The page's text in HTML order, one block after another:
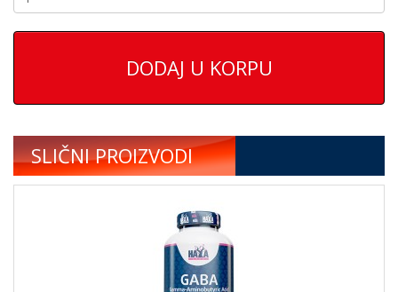
DODAJ U KORPU
SLIČNI PROIZVODI